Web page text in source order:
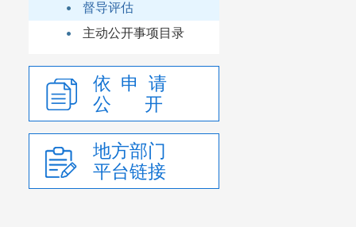
督导评估
主动公开事项目录
依 申 请
公 开
地方部门
平台链接